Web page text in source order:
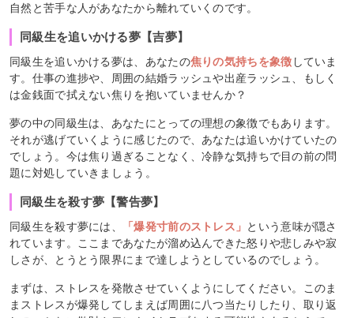
自然と苦手な人があなたから離れていくのです。
同級生を追いかける夢【吉夢】
同級生を追いかける夢は、あなたの焦りの気持ちを象徴 していま
す。仕事の進捗や、周囲の結婚ラッシュや出産ラッシュ、もしく
は金銭面で拭えない焦りを抱いていませんか？
夢の中の同級生は、あなたにとっての理想の象徴でもあります。
それが逃げていくように感じたので、あなたは追いかけていたの
でしょう。今は焦り過ぎることなく、冷静な気持ちで目の前の問
題に対処していきましょう。
同級生を殺す夢【警告夢】
同級生を殺す夢には、 「爆発寸前のストレス」 という意味が隠さ
れています。ここまであなたが溜め込んできた怒りや悲しみや寂
しさが、とうとう限界にまで達しようとしているのでしょう。
まずは、ストレスを発散させていくようにしてください。このま
まストレスが爆発してしまえば周囲に八つ当たりしたり、取り返